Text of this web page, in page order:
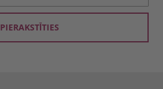
PIERAKSTĪTIES